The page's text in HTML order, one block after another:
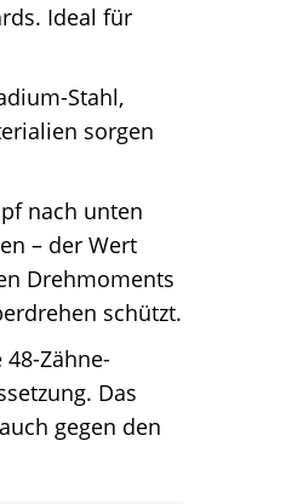
Ideal für
Stahl,
sorgen
nach unten
– der Wert
Drehmoments
schützt.
Zähne-
Das
gegen den